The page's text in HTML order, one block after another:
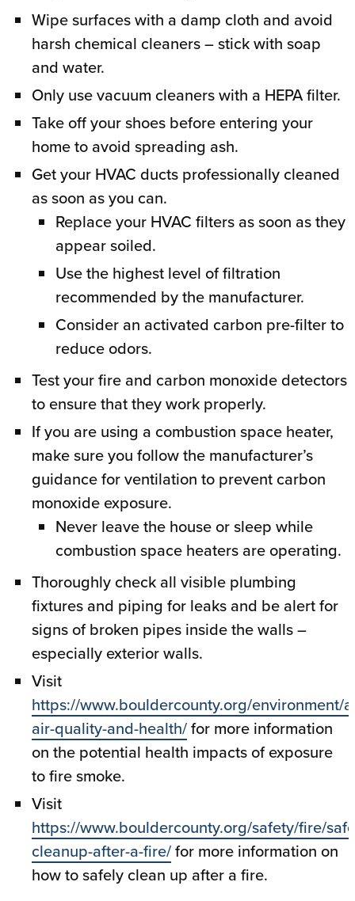
Wipe surfaces with a damp cloth and avoid
harsh chemical cleaners – stick with soap
and water.
Only use vacuum cleaners with a HEPA filter.
Take off your shoes before entering your
home to avoid spreading ash.
Get your HVAC ducts professionally cleaned
as soon as you can.
Replace your HVAC filters as soon as they
appear soiled.
Use the highest level of filtration
recommended by the manufacturer.
Consider an activated carbon pre-filter to
reduce odors.
Test your fire and carbon monoxide detectors
to ensure that they work properly.
If you are using a combustion space heater,
make sure you follow the manufacturer’s
guidance for ventilation to prevent carbon
monoxide exposure.
Never leave the house or sleep while
combustion space heaters are operating.
Thoroughly check all visible plumbing
fixtures and piping for leaks and be alert for
signs of broken pipes inside the walls –
especially exterior walls.
Visit
https://www.bouldercounty.org/environment/
air-quality-and-health/for more information
on the potential health impacts of exposure
to fire smoke.
Visit
https://www.bouldercounty.org/safety/fire/
cleanup-after-a-fire/for more information on
how to safely clean up after a fire.